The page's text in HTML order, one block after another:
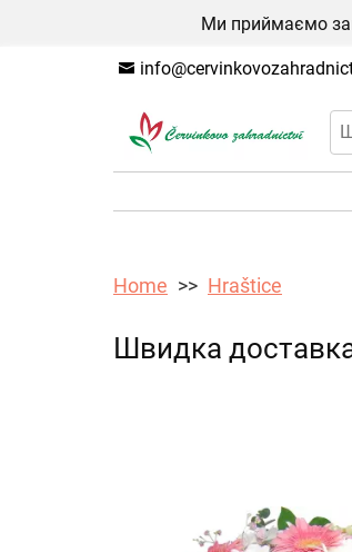
Ми приймаємо
Home Hraštice
Швидка доставка